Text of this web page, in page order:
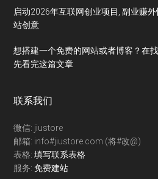
启动2026年互联网创业项目, 副业赚
站创意
想搭建一个免费的网站或者博客？在
先看完这篇文章
联系我们
微信: jiustore
邮箱: info#jiustore.com (将#改@)
表格:填写联系表格
服务:免费建站